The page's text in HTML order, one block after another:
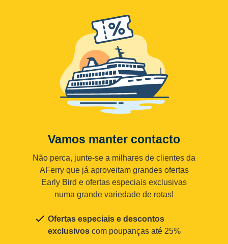
Vamos manter contacto
Não perca, junte-se a milhares de clientes da
AFerry que já aproveitam grandes ofertas
Early Bird e ofertas especiais exclusivas
numa grande variedade de rotas!
Ofertas especiais e descontos
exclusivos com poupanças até 25%